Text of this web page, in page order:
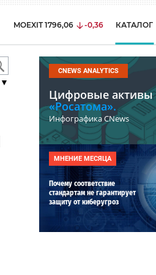
MOEXIT 1796,06 -0,36 КАТАЛОГ
▼
CNEWS ANALYTICS
Цифровые активы
«Росатома».
Инфографика CNews
МНЕНИЕ МЕСЯЦА
Почему соответствие
стандартам не гарантирует
защиту от киберугроз